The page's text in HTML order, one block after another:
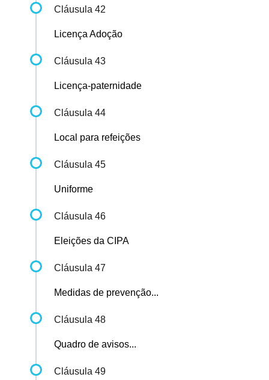
Cláusula 42
Licença Adoção
Cláusula 43
Licença-paternidade
Cláusula 44
Local para refeições
Cláusula 45
Uniforme
Cláusula 46
Eleições da CIPA
Cláusula 47
Medidas de prevenção...
Cláusula 48
Quadro de avisos...
Cláusula 49